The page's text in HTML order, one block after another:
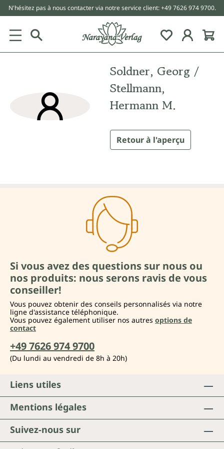
principal
N'hésitez pas à nous contacter via notre service client: +49 7626 974 9700.
Soldner, Georg /
Stellmann,
Hermann M.
Retour à l'aperçu
Si vous avez des questions sur nous ou
nos produits: nous serons ravis de vous
conseiller!
Vous pouvez obtenir des conseils personnalisés via notre
ligne d'assistance téléphonique.
Vous pouvez également utiliser nos autres options de
contact
+49 7626 974 9700
(Du lundi au vendredi de 8h à 20h)
Suivez-nous sur
Liens utiles
Mentions légales